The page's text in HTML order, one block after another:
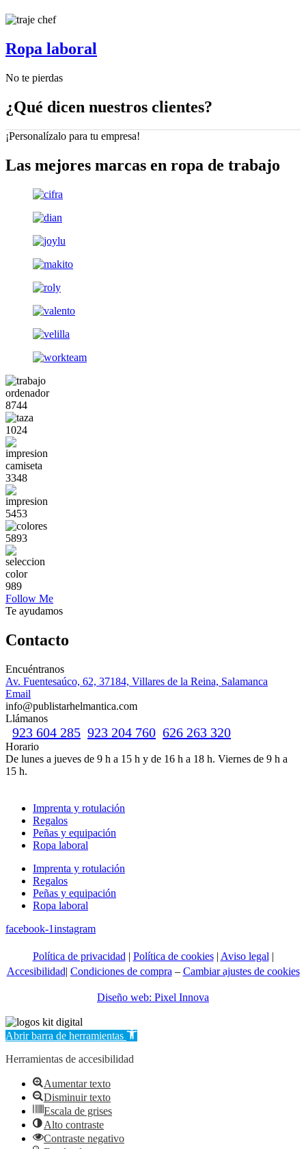
Ropa laboral
No te pierdas
¿Qué dicen nuestros clientes?
¡Personalízalo para tu empresa!
Las mejores marcas en ropa de trabajo
8744
1024
3348
5453
5893
989
Follow Me
Te ayudamos
Contacto
Encuéntranos
Av. Fuentesaúco, 62, 37184, Villares de la Reina, Salamanca
Email
info@publistarhelmantica.com
Llámanos
923 604 285 923 204 760 626 263 320
Horario
De lunes a jueves de 9 h a 15 h y de 16 h a 18 h. Viernes de 9 h a
15 h.
Imprenta y rotulación
Regalos
Peñas y equipación
Ropa laboral
Imprenta y rotulación
Regalos
Peñas y equipación
Ropa laboral
facebook-1instagram
Política de privacidad | Política de cookies| Aviso legal |
Accesibilidad| Condiciones de compra – Cambiar ajustes de cookies
Diseño web: Pixel Innova
Abrir barra de herramientas
Herramientas de accesibilidad
Aumentar texto
Disminuir texto
Escala de grises
Alto contraste
Contraste negativo